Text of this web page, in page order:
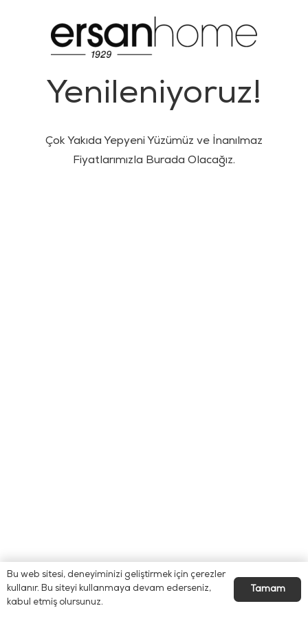
Yenileniyoruz!
Çok Yakıda Yepyeni Yüzümüz ve İnanılmaz
Fiyatlarımızla Burada Olacağız.
Bu web sitesi, deneyiminizi geliştirmek için çerezler
kullanır. Bu siteyi kullanmaya devam ederseniz,
kabul etmiş olursunuz.
Tamam